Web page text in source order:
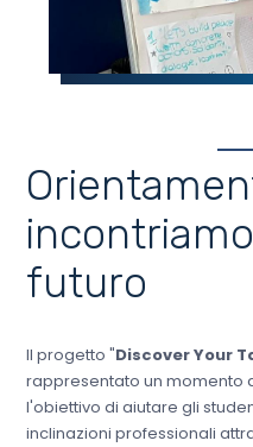
futuro
Il progetto "Discover Your
rappresentato un momento
l'obiettivo di aiutare gli
inclinazioni professionali